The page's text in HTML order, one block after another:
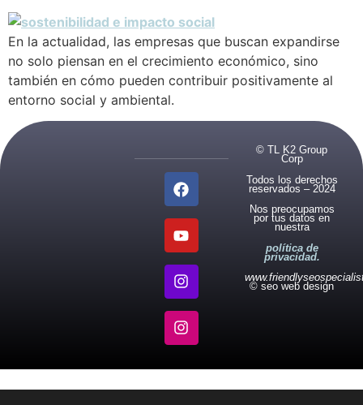
En la actualidad, las empresas que buscan expandirse
no solo piensan en el crecimiento económico, sino
también en cómo pueden contribuir positivamente al
entorno social y ambiental.
© TL K2 Group
Corp
Todos los derechos
reservados – 2024
Nos preocupamos
por tus datos en
nuestra
política de
privacidad.
© seo web design